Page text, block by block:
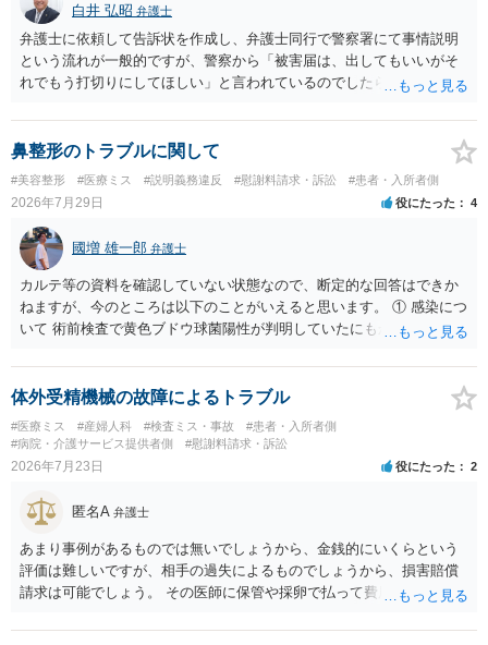
本人申立てをお考えであれば、医学知識はもちろん法律知識も要求さ
れますので、性急な申立てをせず、知識と資料をしっかりと揃えて、
万全の体制で申立てに臨んだ方がよいと思われます。
白井 弘昭 弁護士
弁護士に依頼して告訴状を作成し、弁護士同行で警察署にて事情説明
という流れが一般的ですが、警察から「被害届は、出してもいいがそ
れでもう打切りにしてほしい」と言われているのでしたら、あまり結
検察庁に訴えるのもありかもしれないですが、実際に捜査をするの
は、結局所轄だと思われますので、やはり結論は変わらないかもしれ
ないです。 一度、最寄りの「刑事に強い」とうたっている弁護士に相
談してみてはいかがでしょうか。 以上、ご参考まで。
鼻整形のトラブルに関して
#美容整形 #医療ミス #説明義務違反 #慰謝料請求・訴訟 #患者・入所者側
2026年7月29日 役にたった 4
國増 雄一郎 弁護士
カルテ等の資料を確認していない状態なので、断定的な回答はできか
ねますが、今のところは以下のことがいえると思います。 ① 感染につ
いて 術前検査で黄色ブドウ球菌陽性が判明していたにもかかわらず、
的な医療水準に照らして相当でないと判断された場合には、相手方の
過失が認められる可能性があります。 当時の標準的な医療水準につい
仮に左右でリスクが著しくことなるという事実が立証できるのであれ
ば、それに関する説明や選択の機会が与えられなかったことは、説明
挙上について 施術内容に「鼻孔緑挙上」が含まれる合意がある事実
と、それを相手方が勝手に取りやめた事実を立証できれば、債務不履
行責任を追及できる可能性があります。 また術中の変更可能性に関す
る事前の説明がなされていないのであれば、説明義務違反にあたり、
これについても損害賠償請求できる可能性があります。 詳しくは、術
鼻孔緑挙上が実施内容として記載されている事実は、施術内容に鼻孔
体外受精機械の故障によるトラブル
#医療ミス #産婦人科 #検査ミス・事故
#患者・入所者側
#病院・介護サービス提供者側
#慰謝料請求・訴訟
2026年7月23日 役にたった 2
匿名A 弁護士
あまり事例があるものでは無いでしょうから、金銭的にいくらという
評価は難しいですが、相手の過失によるものでしょうから、損害賠償
請求は可能でしょう。 その医師に保管や採卵で払って費用の返金＋α
思います。